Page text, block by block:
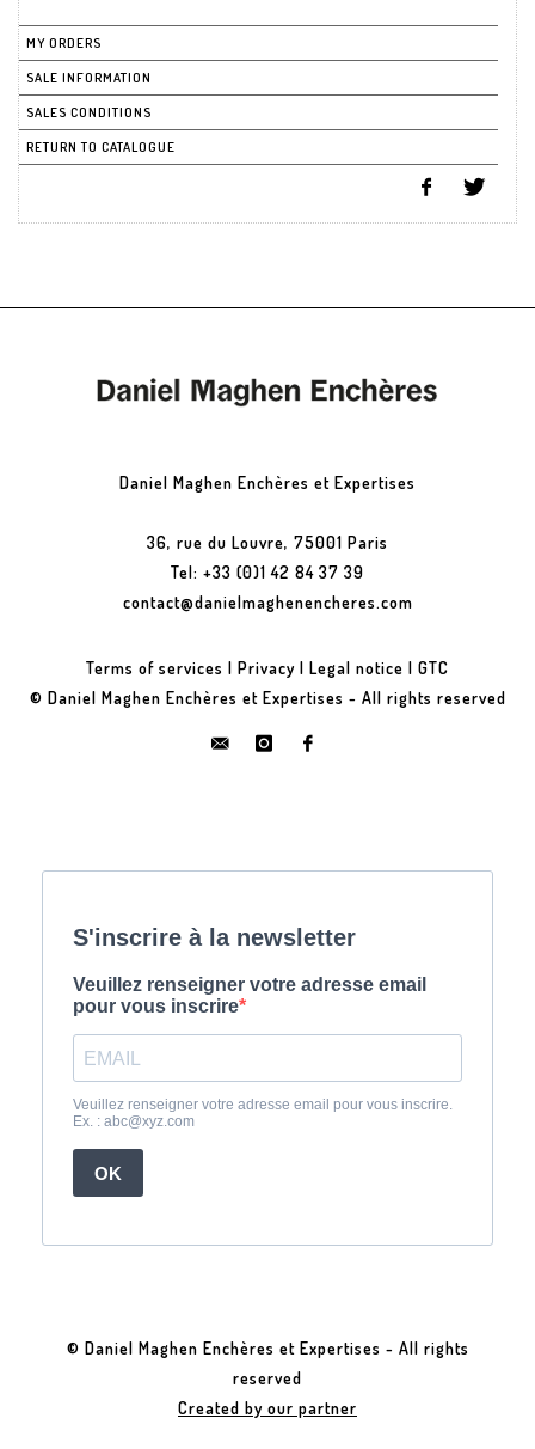
MY ORDERS
SALE INFORMATION
SALES CONDITIONS
RETURN TO CATALOGUE
Daniel Maghen Enchères et Expertises
36, rue du Louvre, 75001 Paris
Tel: +33 (0)1 42 84 37 39
contact@danielmaghenencheres.com
Terms of services | Privacy | Legal notice | GTC
© Daniel Maghen Enchères et Expertises - All rights reserved
© Daniel Maghen Enchères et Expertises - All rights
reserved
Created by our partner